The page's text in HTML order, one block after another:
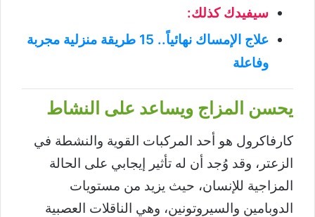
سيفيدك كذلك:
علاج الإمساك نهائياً.. 15 طريقة منزلية مجربة
وفاعلة
يحسن المزاج ويساعد على النشاط
كارفاكرول هو أحد المركبات القوية والنشطة في
الزعتر، وقد وُجد أن له تأثير إيجابي على الحالة
المزاجية للإنسان، حيث يزيد من مستويات
الدوبامين والسيروتونين، وهي الناقلات العصبية